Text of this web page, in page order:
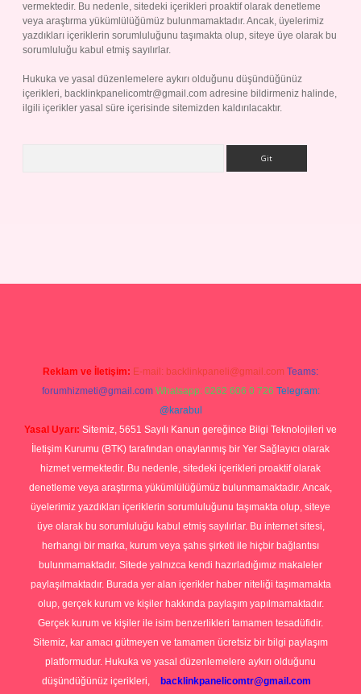
vermektedir. Bu nedenle, sitedeki içerikleri proaktif olarak denetleme
veya araştırma yükümlülüğümüz bulunmamaktadır. Ancak, üyelerimiz
yazdıkları içeriklerin sorumluluğunu taşımakta olup, siteye üye olarak bu
sorumluluğu kabul etmiş sayılırlar.
Hukuka ve yasal düzenlemelere aykırı olduğunu düşündüğünüz
içerikleri, backlinkpanelicomtr@gmail.com adresine bildirmeniz halinde,
ilgili içerikler yasal süre içerisinde sitemizden kaldırılacaktır.
Reklam ve İletişim: E-mail: backlinkpaneli@gmail.com Teams:
forumhizmeti@gmail.com Whatsapp: 0262 606 0 726 Telegram:
@karabul
Yasal Uyarı: Sitemiz, 5651 Sayılı Kanun gereğince Bilgi Teknolojileri ve
İletişim Kurumu (BTK) tarafından onaylanmış bir Yer Sağlayıcı olarak
hizmet vermektedir. Bu nedenle, sitedeki içerikleri proaktif olarak
denetleme veya araştırma yükümlülüğümüz bulunmamaktadır. Ancak,
üyelerimiz yazdıkları içeriklerin sorumluluğunu taşımakta olup, siteye
üye olarak bu sorumluluğu kabul etmiş sayılırlar. Bu internet sitesi,
herhangi bir marka, kurum veya şahıs şirketi ile hiçbir bağlantısı
bulunmamaktadır. Sitede yalnızca kendi hazırladığımız makaleler
paylaşılmaktadır. Burada yer alan içerikler haber niteliği taşımamakta
olup, gerçek kurum ve kişiler hakkında paylaşım yapılmamaktadır.
Gerçek kurum ve kişiler ile isim benzerlikleri tamamen tesadüfidir.
Sitemiz, kar amacı gütmeyen ve tamamen ücretsiz bir bilgi paylaşım
platformudur. Hukuka ve yasal düzenlemelere aykırı olduğunu
düşündüğünüz içerikleri,
backlinkpanelicomtr@gmail.com